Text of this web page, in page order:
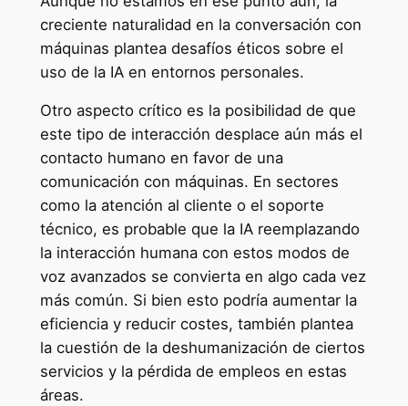
creciente naturalidad en la conversación con
máquinas plantea desafíos éticos sobre el
uso de la IA en entornos personales.
Otro aspecto crítico es la posibilidad de que
este tipo de interacción desplace aún más el
contacto humano en favor de una
comunicación con máquinas. En sectores
como la atención al cliente o el soporte
técnico, es probable que la IA reemplazando
la interacción humana con estos modos de
voz avanzados se convierta en algo cada vez
más común. Si bien esto podría aumentar la
eficiencia y reducir costes, también plantea
la cuestión de la deshumanización de ciertos
servicios y la pérdida de empleos en estas
áreas.